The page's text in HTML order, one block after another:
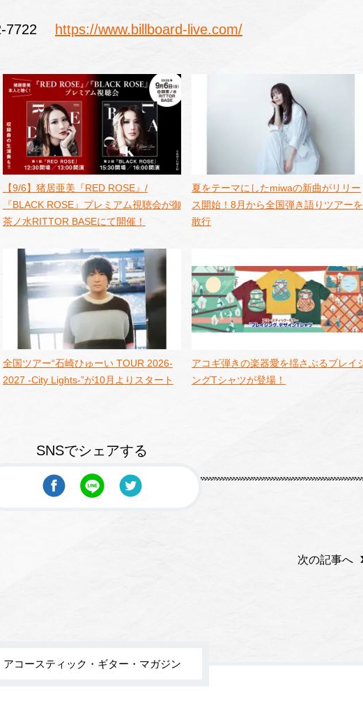
7722
https://www.billboard-live.com/
【9/6】猪居亜美『RED ROSE』/
『BLACK ROSE』プレミアム視聴会が御
茶ノ水RITTOR BASEにて開催！
夏をテーマにしたmiwaの新曲がリリー
ス開始！8月から全国弾き語りツアーを
敢行
全国ツアー“石崎ひゅーい TOUR 2026-
2027 -City Lights-”が10月よりスタート
アコギ弾きの楽器愛を揺さぶるブレイ
ングTシャツが登場！
SNSでシェアする
次の記事へ
アコースティック・ギター・マガジン